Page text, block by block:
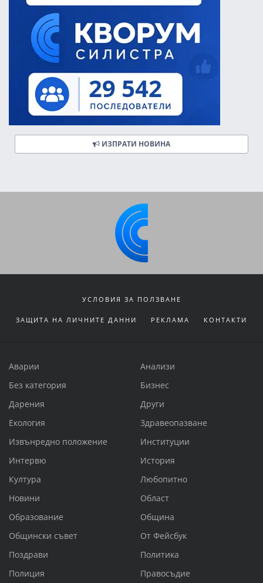
ИЗПРАТИ НОВИНА
УСЛОВИЯ ЗА ПОЛЗВАНЕ
ЗАЩИТА НА ЛИЧНИТЕ ДАННИ РЕКЛАМА КОНТАКТИ
Аварии
Анализи
Без категория
Бизнес
Дарения
Други
Екология
Здравеопазване
Извънредно положение
Институции
Интервю
История
Култура
Любопитно
Новини
Област
Образование
Община
Общински съвет
От Фейсбук
Поздрави
Политика
Полиция
Правосъдие